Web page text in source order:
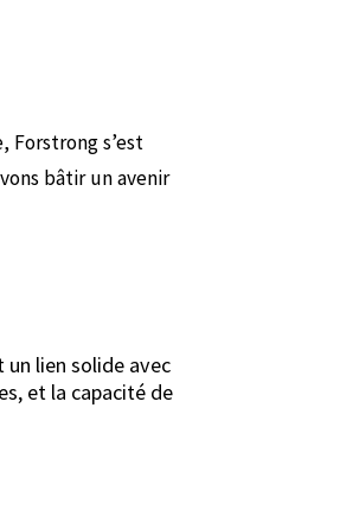
Forstrong s’est
bâtir un avenir
un lien solide avec
et la capacité de